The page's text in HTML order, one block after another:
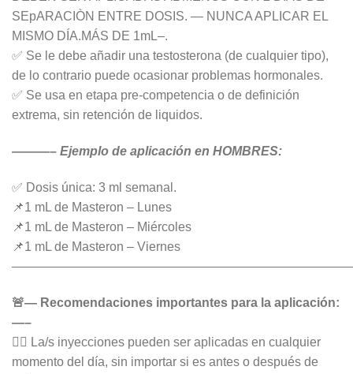
SEpARACIÒN ENTRE DOSIS. — NUNCA APLICAR EL
MISMO DÍA.MÁS DE 1mL–.
✅ Se le debe añadir una testosterona (de cualquier tipo),
de lo contrario puede ocasionar problemas hormonales.
✅ Se usa en etapa pre-competencia o de definición
extrema, sin retención de liquidos.
———– Ejemplo de aplicación en HOMBRES:
✅ Dosis única: 3 ml semanal.
📌1 mL de Masteron – Lunes
📌1 mL de Masteron – Miércoles
📌1 mL de Masteron – Viernes
🚨— Recomendaciones importantes para la aplicación:
—–
👉🏻 La/s inyecciones pueden ser aplicadas en cualquier
momento del día, sin importar si es antes o después de